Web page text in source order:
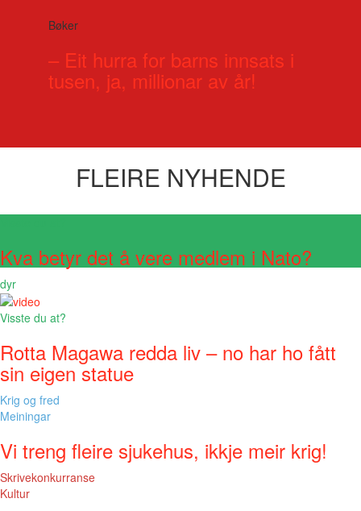
Bøker
– Eit hurra for barns innsats i
tusen, ja, millionar av år!
FLEIRE NYHENDE
Kva betyr det å vere medlem i Nato?
dyr
Visste du at?
Rotta Magawa redda liv – no har ho fått
sin eigen statue
Krig og fred
Meiningar
Vi treng fleire sjukehus, ikkje meir krig!
Skrivekonkurranse
Kultur